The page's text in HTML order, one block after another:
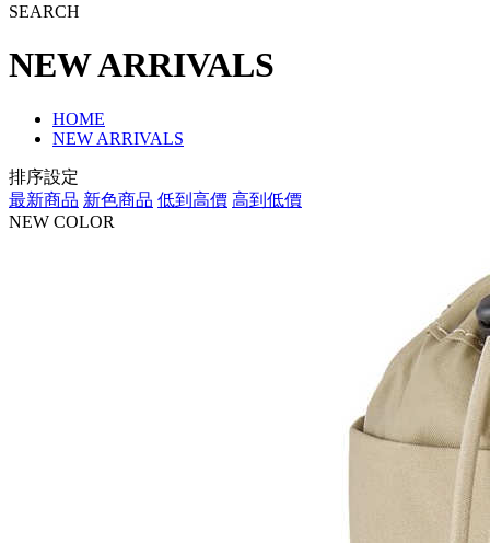
SEARCH
NEW ARRIVALS
HOME
NEW ARRIVALS
排序設定
最新商品 新色商品 低到高價 高到低價
NEW COLOR